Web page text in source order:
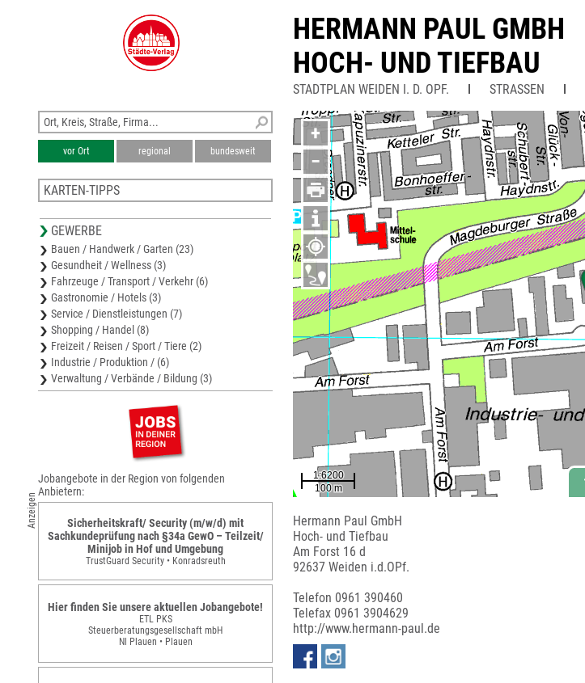
HERMANN PAUL GMBH
HOCH- UND TIEFBAU
STADTPLAN WEIDEN I. D. OPF. STRASSEN
+
−
Hermann Paul GmbH
Hoch- und Tiefbau
Am Forst 16 d
92637 Weiden i.d.OPf.
Telefon 0961 390460
Telefax 0961 3904629
http://www.hermann-paul.de
vor Ort regional bundesweit
KARTEN-TIPPS
Stadtplan Krummennaab und Reuth
Karte Tirschenreuth
Stadtplan Tirschenreuth
Stadtplan Marktredwitz
GEWERBE
Bauen / Handwerk / Garten (23)
Gesundheit / Wellness (3)
Fahrzeuge / Transport / Verkehr (6)
Gastronomie / Hotels (3)
Service / Dienstleistungen (7)
Shopping / Handel (8)
Freizeit / Reisen / Sport / Tiere (2)
Industrie / Produktion / (6)
Verwaltung / Verbände / Bildung (3)
Anzeigen
Jobangebote in der Region von folgenden
Anbietern:
Sicherheitskraft/ Security (m/w/d) mit
Sachkundeprüfung nach §34a GewO – Teilzeit/
Minijob in Hof und Umgebung
TrustGuard Security • Konradsreuth
Hier finden Sie unsere aktuellen Jobangebote!
ETL PKS
Steuerberatungsgesellschaft mbH
Nl Plauen • Plauen